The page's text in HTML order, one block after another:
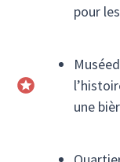
pour
une